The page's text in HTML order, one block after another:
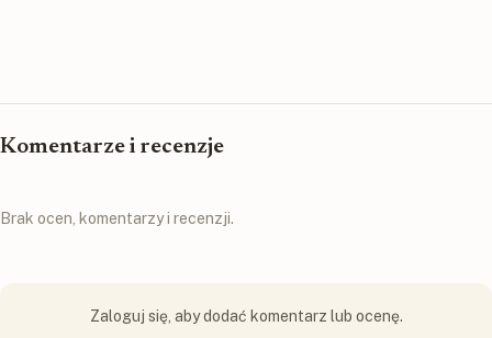
Komentarze i recenzje
Brak ocen, komentarzy i recenzji.
Zaloguj się, aby dodać komentarz lub ocenę.